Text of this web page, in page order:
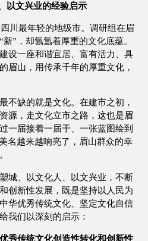
以文兴业的经验启示
川最年轻的地级市。调研组在眉
”，却氤氲着厚重的文化底蕴。
设一座和谐宜居、富有活力、具
眉山，用传承千年的厚重文化，
不缺的就是文化。在建市之初，
源，走文化立市之路，这也是眉
一届接着一届干、一张蓝图绘到
名越来越响亮了，眉山群众的幸
城、以文化人、以文兴业，不断
创新性发展，既是坚持以人民为
华优秀传统文化、坚定文化自信
我们以深刻的启示：
秀传统文化创造性转化和创新性